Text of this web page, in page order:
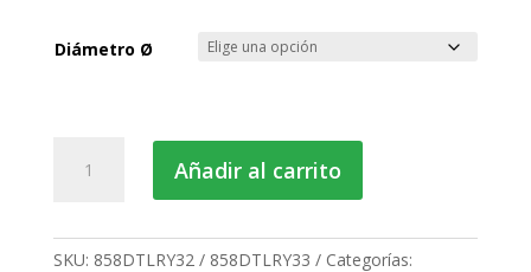
precios:
hasta
4.67 €
Diámetro Ø
Añadir al carrito
SKU: 858DTLRY32 / 858DTLRY33
Categorías: